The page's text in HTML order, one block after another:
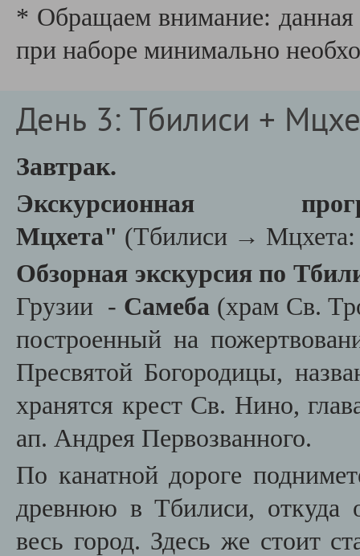
* Обращаем внимание: данная
при наборе минимально
День 3: Тбилиси +
Завтрак.
Экскурсионная
Мцхета" (Тбилиси →
Обзорная экскурсия по
Грузии - Самеба(храм Св.
построенный на
Пресвятой Богородицы,
хранятся крест Св. Нино,
ап. Андрея Первозванного.
По канатной дороге
древнюю в Тбилиси, откуда
весь город. Здесь же стоит